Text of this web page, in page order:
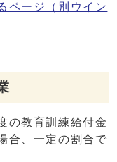
ページ
（別ウイン
の教育訓練給付金
合、一定の割合で